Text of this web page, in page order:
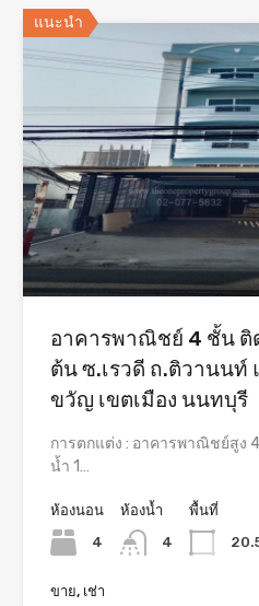
แนะนำ
อาคารพาณิชย์ 4 ชั้น
ต้น ซ.เรวดี ถ.ติวานนท์
ขวัญ เขตเมือง นนทบุรี
การตกแต่ง : อาคารพาณิชย์สูง
น้ำ 1…
ห้องนอน
4
ห้องน้ำ
4
พื้นที่
ขาย, เช่า